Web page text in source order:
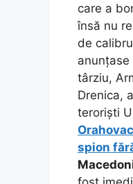
care a
însă nu
de
târziu,
Drenica,
teroriști
Orahovac
spion